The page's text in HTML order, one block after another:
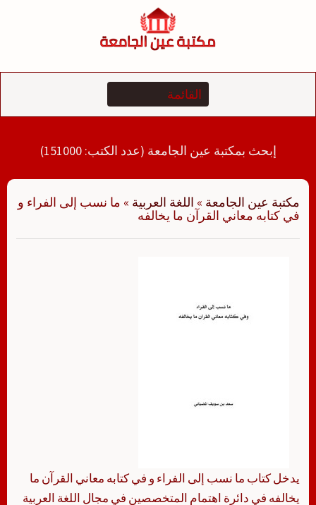
إبحث بمكتبة عين الجامعة (عدد الكتب: 151000)
مكتبة عين الجامعة » اللغة العربية » ما نسب إلى الفراء و
في كتابه معاني القرآن ما يخالفه
يدخل كتاب ما نسب إلى الفراء و في كتابه معاني القرآن ما
يخالفه في دائرة اهتمام المتخصصين في مجال اللغة العربية